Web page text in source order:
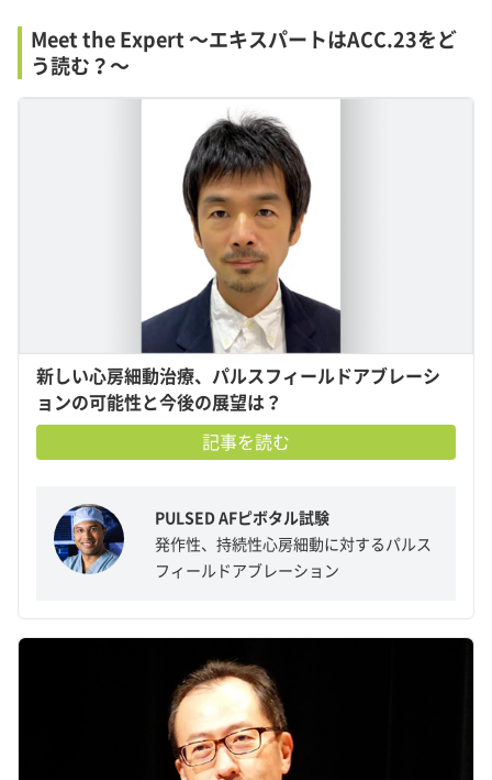
Meet the Expert 〜エキスパートはACC.23をど
う読む？〜
新しい心房細動治療、パルスフィールドアブレーシ
ョンの可能性と今後の展望は？
記事を読む
PULSED AFピボタル試験
発作性、持続性心房細動に対するパルス
フィールドアブレーション